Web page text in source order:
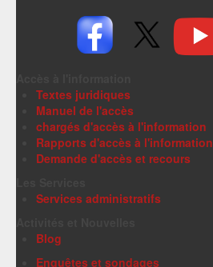
Textes juridiques
Manuel de l'accès
chargés d'accès à l'information
Rapports d'accès à l'information
Demande d'accès et recours
Services administratifs
Blog
Enquêtes et sondages